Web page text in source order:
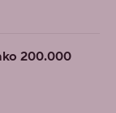
200.000